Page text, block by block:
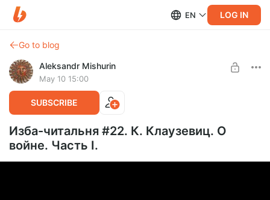
EN LOG IN
Go to blog
Aleksandr Mishurin
May 10 15:00
SUBSCRIBE
Изба-читальня #22. К. Клаузевиц. О
войне. Часть I.